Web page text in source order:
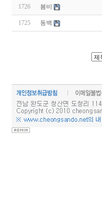
1726 봄비
1725 동백